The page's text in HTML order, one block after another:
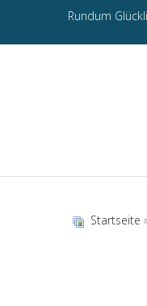
Rundum
Startseite